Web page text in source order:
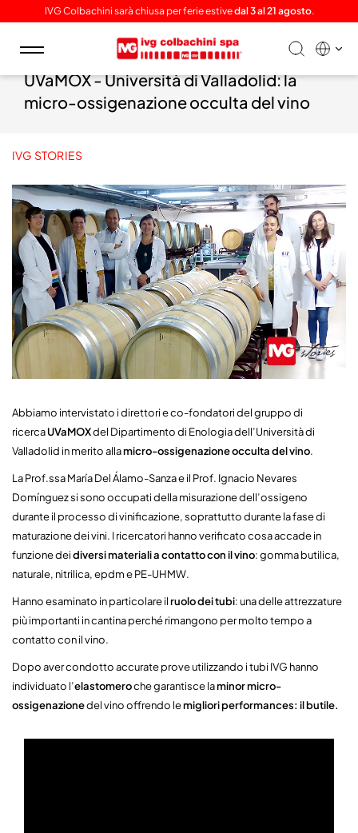
IVG Colbachini sarà chiusa per ferie estivedal 3 al 21 agosto.
Toggle
navigation
UVaMOX - Università di Valladolid: la
micro-ossigenazione occulta del vino
IVG STORIES
Abbiamo intervistato i direttori e co-fondatori del gruppo di
ricercaUVaMOXdel Dipartimento di Enologia dell’Università di
Valladolid in merito allamicro-ossigenazione occulta del vino.
La Prof.ssa María Del Álamo-Sanza e il Prof. Ignacio Nevares
Domínguez si sono occupati della misurazione dell’ossigeno
durante il processo di vinificazione, soprattutto durante la fase di
maturazione dei vini. I ricercatori hanno verificato cosa accade in
funzione deidiversi materiali a contatto con il vino: gomma butilica,
naturale, nitrilica, epdm e PE-UHMW.
Hanno esaminato in particolare ilruolo dei tubi: una delle attrezzature
più importanti in cantina perché rimangono per molto tempo a
contatto con il vino.
Dopo aver condotto accurate prove utilizzando i tubi IVG hanno
individuato l’elastomeroche garantisce laminor micro-
ossigenazionedel vino offrendo lemigliori performances: il butile.